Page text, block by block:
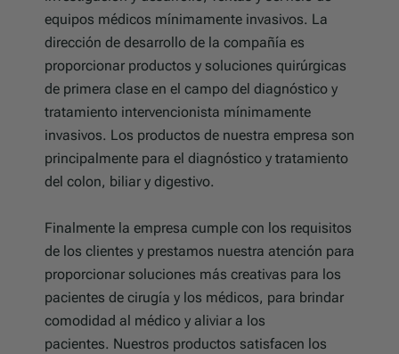
equipos médicos mínimamente invasivos. La
dirección de desarrollo de la compañía es
proporcionar productos y soluciones quirúrgicas
de primera clase en el campo del diagnóstico y
tratamiento intervencionista mínimamente
invasivos. Los productos de nuestra empresa son
principalmente para el diagnóstico y tratamiento
del colon, biliar y digestivo.
Finalmente la empresa cumple con los requisitos
de los clientes y prestamos nuestra atención para
proporcionar soluciones más creativas para los
pacientes de cirugía y los médicos, para brindar
comodidad al médico y aliviar a los
pacientes. Nuestros productos satisfacen los